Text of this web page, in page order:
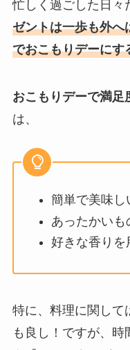
忙しく過ごした日々
ゼントは一歩も外へ
でおこもりデーにす
おこもりデーで満足
は、
簡単で美味し
あったかいも
好きな香りを
特に、料理に関して
も良し！ですが、